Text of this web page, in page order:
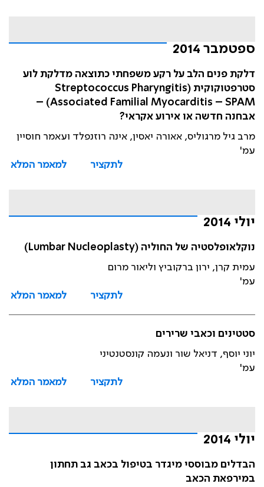
ספטמבר 2014
דלקת פנים הלב על רקע משפחתי כתוצאה מדלקת לוע
סטרפטוקוקית (Streptococcus Pharyngitis
Associated Familial Myocarditis – SPAM) –
אבחנה חדשה או אירוע אקראי?
מרב גיל מרגוליס, אאורה יאסין, אינה רוזנפלד ועאמר חוסיין
עמ'
לתקציר
למאמר המלא
יולי 2014
נוקלאופלסטיה של החוליה (Lumbar Nucleoplasty)
עמית קרן, ירון ברקוביץ וליאור מרום
עמ'
לתקציר
למאמר המלא
סטטינים וכאבי שרירים
יוני יוסף, דניאל שור ונעמה קונסטנטיני
עמ'
לתקציר
למאמר המלא
יולי 2014
הבדלים מבוססי מיגדר בטיפול בכאב גב תחתון
במירפאת הכאב